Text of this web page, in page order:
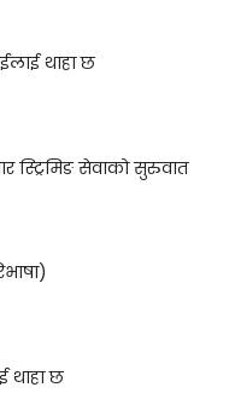
थाहा छ
स्ट्रिमिङ सेवाको सुरुवात
थाहा छ